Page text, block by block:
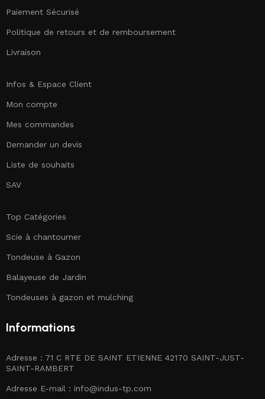
Paiement Sécurisé
Politique de retours et de remboursement
Livraison
Infos & Espace Client
Mon compte
Mes commandes
Demander un devis
Liste de souhaits
SAV
Top Catégories
Scie à chantourner
Tondeuse à Gazon
Balayeuse de Jardin
Tondeuses à gazon et mulching
Informations
Adresse : 71 C RTE DE SAINT ETIENNE 42170 SAINT-JUST-
SAINT-RAMBERT
Adresse E-mail : info@indus-tp.com